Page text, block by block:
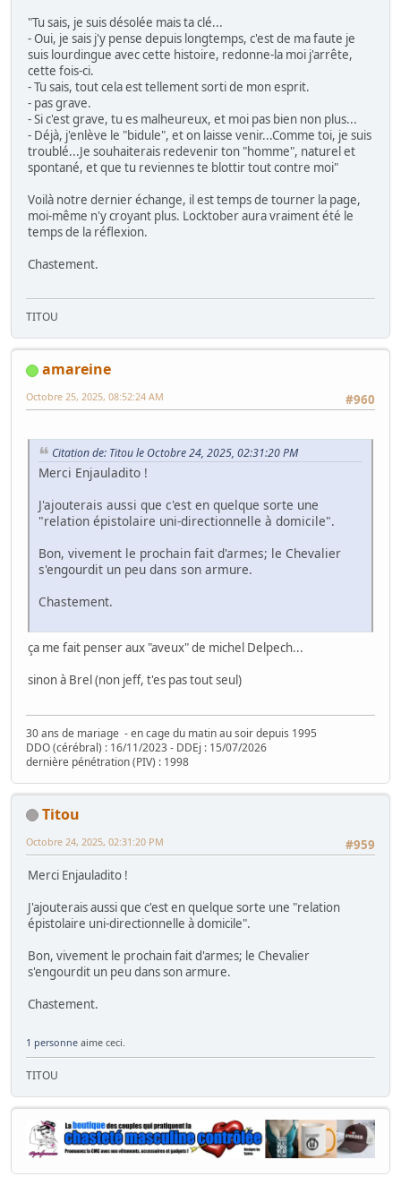
"Tu sais, je suis désolée mais ta clé...
- Oui, je sais j'y pense depuis longtemps, c'est de ma faute je
suis lourdingue avec cette histoire, redonne-la moi j'arrête,
cette fois-ci.
- Tu sais, tout cela est tellement sorti de mon esprit.
- pas grave.
- Si c'est grave, tu es malheureux, et moi pas bien non plus...
- Déjà, j'enlève le "bidule", et on laisse venir...Comme toi, je suis
troublé...Je souhaiterais redevenir ton "homme", naturel et
spontané, et que tu reviennes te blottir tout contre moi"
Voilà notre dernier échange, il est temps de tourner la page,
moi-même n'y croyant plus. Locktober aura vraiment été le
temps de la réflexion.
Chastement.
TITOU
amareine
#960
Octobre 25, 2025, 08:52:24 AM
Citation de: Titou le Octobre 24, 2025, 02:31:20 PM
Merci Enjauladito !
J'ajouterais aussi que c'est en quelque sorte une
"relation épistolaire uni-directionnelle à domicile".
Bon, vivement le prochain fait d'armes; le Chevalier
s'engourdit un peu dans son armure.
Chastement.
ça me fait penser aux "aveux" de michel Delpech...
sinon à Brel (non jeff, t'es pas tout seul)
30 ans de mariage - en cage du matin au soir depuis 1995
DDO (cérébral) : 16/11/2023 - DDEj : 15/07/2026
dernière pénétration (PIV) : 1998
Titou
#959
Octobre 24, 2025, 02:31:20 PM
Merci Enjauladito !
J'ajouterais aussi que c'est en quelque sorte une "relation
épistolaire uni-directionnelle à domicile".
Bon, vivement le prochain fait d'armes; le Chevalier
s'engourdit un peu dans son armure.
Chastement.
1 personne aime ceci.
TITOU